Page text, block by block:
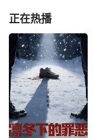
正在热播